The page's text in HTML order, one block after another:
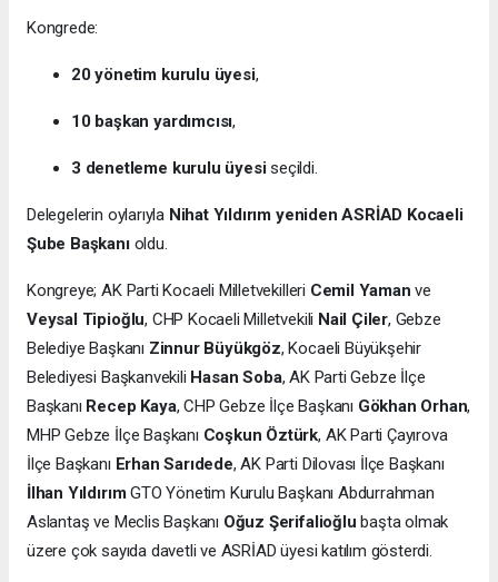
Kongrede:
20 yönetim kurulu üyesi,
10 başkan yardımcısı,
3 denetleme kurulu üyesiseçildi.
Delegelerin oylarıyla Nihat Yıldırım yeniden ASRİAD Kocaeli
Şube Başkanıoldu.
Kongreye; AK Parti Kocaeli Milletvekilleri Cemil Yaman ve
Veysal Tipioğlu, CHP Kocaeli Milletvekili Nail Çiler, Gebze
Belediye Başkanı Zinnur Büyükgöz, Kocaeli Büyükşehir
Belediyesi Başkanvekili Hasan Soba, AK Parti Gebze İlçe
Başkanı Recep Kaya, CHP Gebze İlçe Başkanı Gökhan Orhan,
MHP Gebze İlçe Başkanı Coşkun Öztürk, AK Parti Çayırova
İlçe Başkanı Erhan Sarıdede, AK Parti Dilovası İlçe Başkanı
İlhan YıldırımGTO Yönetim Kurulu Başkanı Abdurrahman
Aslantaş ve Meclis Başkanı Oğuz Şerifalioğlu başta olmak
üzere çok sayıda davetli ve ASRİAD üyesi katılım gösterdi.